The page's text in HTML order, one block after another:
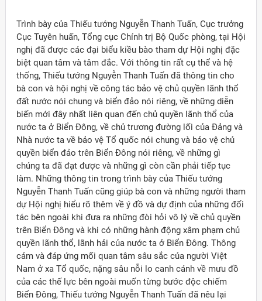
Việt Nam ở nước ngoài
Trình bày của Thiếu tướng Nguyễn Thanh Tuấn, Cục trưởng
Cục Tuyên huấn, Tổng cục Chính trị Bộ Quốc phòng, tại Hội
nghị đã được các đại biểu kiều bào tham dự Hội nghị đặc
biệt quan tâm và tâm đắc. Với thông tin rất cụ thể và hệ
thống, Thiếu tướng Nguyễn Thanh Tuấn đã thông tin cho
bà con và hội nghị về công tác bảo vệ chủ quyền lãnh thổ
đất nước nói chung và biển đảo nói riêng, về những diễn
biến mới đây nhất liên quan đến chủ quyền lãnh thổ của
nước ta ở Biển Đông, về chủ trương đường lối của Đảng và
Nhà nước ta về bảo vệ Tổ quốc nói chung và bảo vệ chủ
quyền biển đảo trên Biển Đông nói riêng, về những gì
chúng ta đã đạt được và những gì còn cần phải tiếp tục
làm. Những thông tin trong trình bày của Thiếu tướng
Nguyễn Thanh Tuấn cũng giúp bà con và những người tham
dự Hội nghị hiểu rõ thêm về ý đồ và dự định của những đối
tác bên ngoài khi đưa ra những đòi hỏi vô lý về chủ quyền
trên Biển Đông và khi có những hành động xâm phạm chủ
quyền lãnh thổ, lãnh hải của nước ta ở Biển Đông. Thông
cảm và đáp ứng mối quan tâm sâu sắc của người Việt
Nam ở xa Tổ quốc, nặng sâu nỗi lo canh cánh về mưu đồ
của các thế lực bên ngoài muốn từng bước độc chiếm
Biển Đông, Thiếu tướng Nguyễn Thanh Tuấn đã nêu lại